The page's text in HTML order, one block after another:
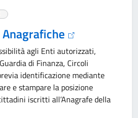
agli Enti autorizzati,
di Finanza, Circoli
identificazione mediante
e stampare la posizione
iscritti all’Anagrafe della